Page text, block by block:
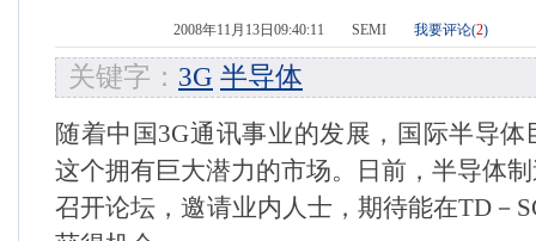
2008年11月13日09:40:11 SEMI 我要评论(2)
关键字： 3G 半导体
随着中国3G通讯事业的发展，国际半导
这个拥有巨大潜力的市场。日前，半导体
召开论坛，邀请业内人士，期待能在TD－